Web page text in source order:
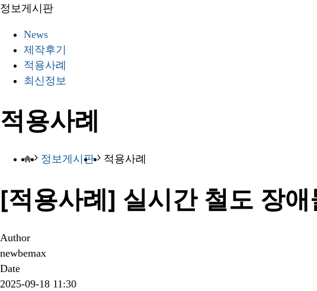
정보게시판
News
제작후기
적용사례
최신정보
적용사례
정보게시판 적용사례
[적용사례] 실시간 철도 장
Author
newbemax
Date
2025-09-18 11:30